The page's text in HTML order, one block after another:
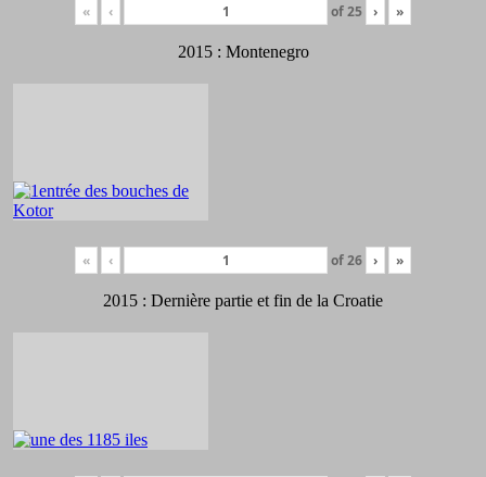
« ‹ of25 › »
2015 : Montenegro
« ‹ of26 › »
2015 : Dernière partie et fin de la Croatie